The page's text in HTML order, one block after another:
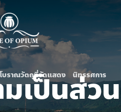
บราณวัตถุที่จัดแสดง นิทรรศการ
เป็นส่ว